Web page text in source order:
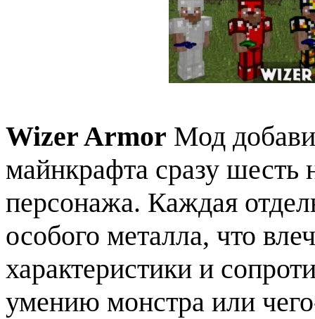
Wizer Armor Мод
майнкрафта сразу
персонажа. Каждая
особого металла, что
характеристики и
умению монстра или